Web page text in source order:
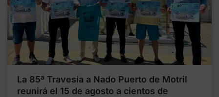
La 85ª Travesía a Nado Puerto de Motril
reunirá el 15 de agosto a cientos de